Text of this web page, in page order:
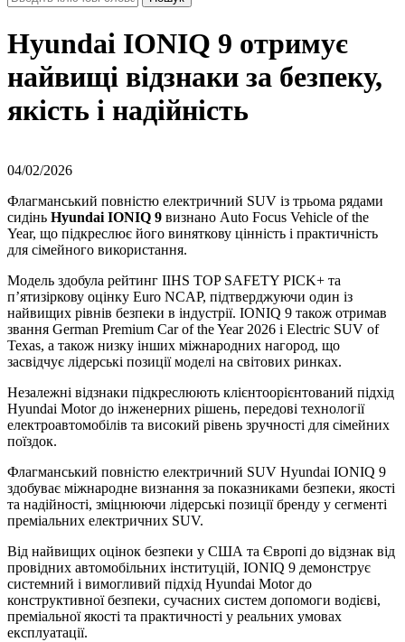
Hyundai IONIQ 9 отримує
найвищі відзнаки за безпеку,
якість і надійність
04/02/2026
Флагманський повністю електричний SUV із трьома рядами
сидінь Hyundai IONIQ 9 визнано Auto Focus Vehicle of the
Year, що підкреслює його виняткову цінність і практичність
для сімейного використання.
Модель здобула рейтинг IIHS TOP SAFETY PICK+ та
п’ятизіркову оцінку Euro NCAP, підтверджуючи один із
найвищих рівнів безпеки в індустрії. IONIQ 9 також отримав
звання German Premium Car of the Year 2026 і Electric SUV of
Texas, а також низку інших міжнародних нагород, що
засвідчує лідерські позиції моделі на світових ринках.
Незалежні відзнаки підкреслюють клієнтоорієнтований підхід
Hyundai Motor до інженерних рішень, передові технології
електроавтомобілів та високий рівень зручності для сімейних
поїздок.
Флагманський повністю електричний SUV Hyundai IONIQ 9
здобуває міжнародне визнання за показниками безпеки, якості
та надійності, зміцнюючи лідерські позиції бренду у сегменті
преміальних електричних SUV.
Від найвищих оцінок безпеки у США та Європі до відзнак від
провідних автомобільних інституцій, IONIQ 9 демонструє
системний і вимогливий підхід Hyundai Motor до
конструктивної безпеки, сучасних систем допомоги водієві,
преміальної якості та практичності у реальних умовах
експлуатації.